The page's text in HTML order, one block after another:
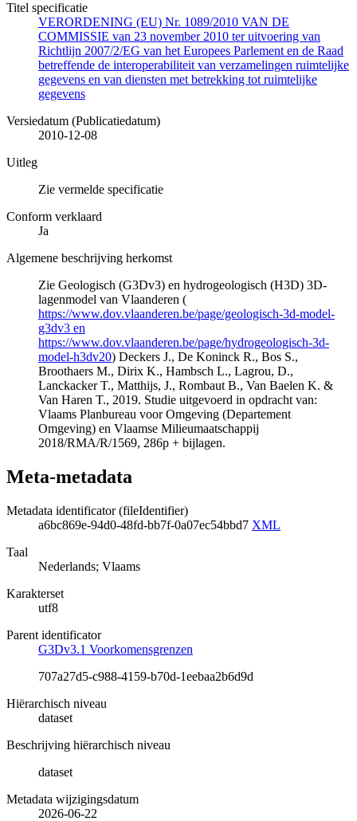
Titel specificatie
VERORDENING (EU) Nr. 1089/2010 VAN DE
COMMISSIE van 23 november 2010 ter uitvoering van
Richtlijn 2007/2/EG van het Europees Parlement en de Raad
betreffende de interoperabiliteit van verzamelingen ruimtelijke
gegevens en van diensten met betrekking tot ruimtelijke
gegevens
Versiedatum (Publicatiedatum)
2010-12-08
Uitleg
Zie vermelde specificatie
Conform verklaard
Ja
Algemene beschrijving herkomst
Zie Geologisch (G3Dv3) en hydrogeologisch (H3D) 3D-
lagenmodel van Vlaanderen (
https://www.dov.vlaanderen.be/page/geologisch-3d-model-
g3dv3 en
https://www.dov.vlaanderen.be/page/hydrogeologisch-3d-
model-h3dv20) Deckers J., De Koninck R., Bos S.,
Broothaers M., Dirix K., Hambsch L., Lagrou, D.,
Lanckacker T., Matthijs, J., Rombaut B., Van Baelen K. &
Van Haren T., 2019. Studie uitgevoerd in opdracht van:
Vlaams Planbureau voor Omgeving (Departement
Omgeving) en Vlaamse Milieumaatschappij
2018/RMA/R/1569, 286p + bijlagen.
Meta-metadata
Metadata identificator (fileIdentifier)
a6bc869e-94d0-48fd-bb7f-0a07ec54bbd7 XML
Taal
Nederlands; Vlaams
Karakterset
utf8
Parent identificator
G3Dv3.1 Voorkomensgrenzen
707a27d5-c988-4159-b70d-1eebaa2b6d9d
Hiërarchisch niveau
dataset
Beschrijving hiërarchisch niveau
dataset
Metadata wijzigingsdatum
2026-06-22